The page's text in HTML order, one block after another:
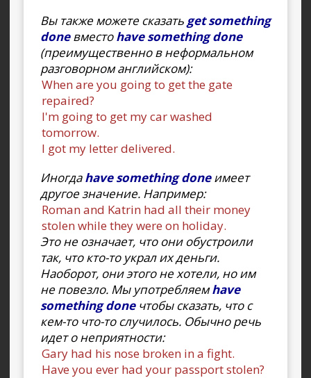
Вы также можете сказать get something
doneвместоhave something done
(преимущественно в неформальном
разговорном английском):
When are you going to get the gate
repaired?
I'm going to get my car washed
tomorrow.
I got my letter delivered.
Иногдаhave something doneимеет
другое значение. Например:
Roman and Katrin had all their money
stolen while they were on holiday.
Это не означает, что они обустроили
так, что кто-то украл их деньги.
Наоборот, они этого не хотели, но им
не повезло. Мы употребляемhave
something doneчтобы сказать, что с
кем-то что-то случилось. Обычно речь
идет о неприятности:
Gary had his nose broken in a fight.
Have you ever had your passport stolen?